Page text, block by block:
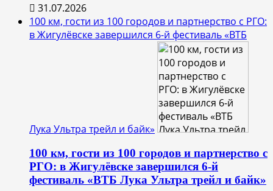
31.07.2026
100 км, гости из 100 городов и партнерство с РГО:
в Жигулёвске завершился 6-й фестиваль «ВТБ
Лука Ультра трейл и байк»
100 км, гости из 100 городов и партнерство с
РГО: в Жигулёвске завершился 6-й
фестиваль «ВТБ Лука Ультра трейл и байк»